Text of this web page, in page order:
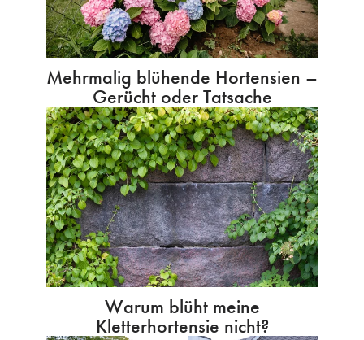
Mehrmalig blühende Hortensien –
Gerücht oder Tatsache
Warum blüht meine
Kletterhortensie nicht?